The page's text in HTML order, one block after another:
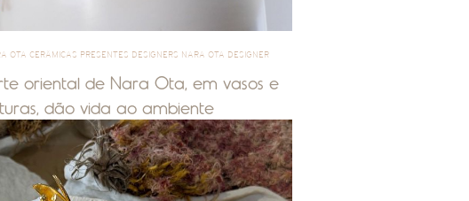
OTA CERÂMICAS PRESENTES DESIGNERS NARA OTA DESIGNER
oriental de Nara Ota, em vasos e
dão vida ao ambiente